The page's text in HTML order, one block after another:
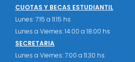
CUOTAS Y BECAS ESTUDIANTIL
Lunes: 7:15 a 11:15 hs
Lunes a Viernes: 14:00 a 18:00 hs
SECRETARIA
Lunes a Viernes: 7:00 a 11:30 hs